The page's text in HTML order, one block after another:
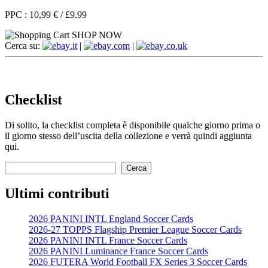
PPC : 10,99 € / £9.99
SHOP NOW
Cerca su:
.it | .com | .co.uk
Checklist
Di solito, la checklist completa è disponibile qualche giorno prima o
il giorno stesso dell’uscita della collezione e verrà quindi aggiunta
qui.
Cerca
Ultimi contributi
2026 PANINI INTL England Soccer Cards
2026-27 TOPPS Flagship Premier League Soccer Cards
2026 PANINI INTL France Soccer Cards
2026 PANINI Luminance France Soccer Cards
2026 FUTERA World Football FX Series 3 Soccer Cards